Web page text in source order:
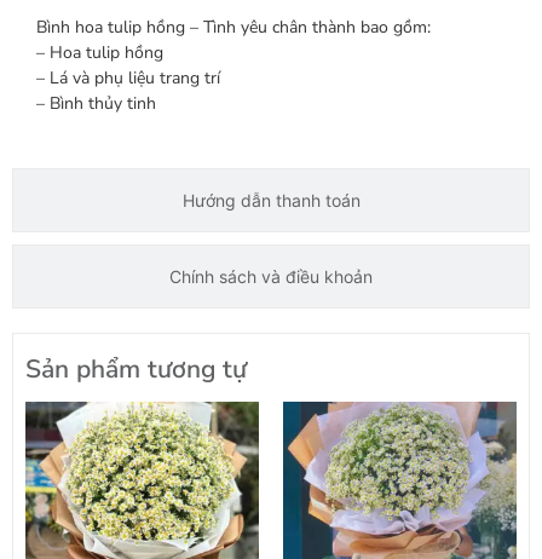
Hướng dẫn thanh toán
Chính sách và điều khoản
Bình hoa tulip hồng – Tình yêu chân thành bao gồm:
– Hoa tulip hồng
– Lá và phụ liệu trang trí
– Bình thủy tinh
Sản phẩm tương tự